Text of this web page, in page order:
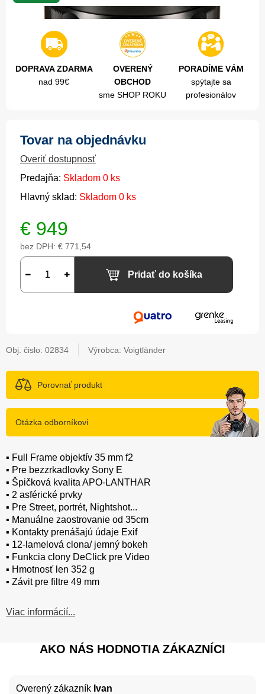
DOPRAVA ZDARMA
nad 99€
OVERENÝ
OBCHOD
sme SHOP ROKU
PORADÍME VÁM
spýtajte sa
profesionálov
Tovar na objednávku
Overiť dostupnosť
Predajňa: Skladom 0 ks
Hlavný sklad: Skladom 0 ks
€ 949
bez DPH: € 771,54
Pridať do košíka
Obj. čislo: 02834 Výrobca: Voigtländer
Porovnať produkt
Otázka odborníkovi
▪️ Full Frame objektív 35 mm f2
▪️ Pre bezzrkadlovky Sony E
▪️ Špičková kvalita APO-LANTHAR
▪️ 2 asférické prvky
▪️ Pre Street, portrét, Nightshot...
▪️ Manuálne zaostrovanie od 35cm
▪️ Kontakty prenášajú údaje Exif
▪️ 12-lamelová clona/ jemný bokeh
▪️ Funkcia clony DeClick pre Video
▪️ Hmotnosť len 352 g
▪️ Závit pre filtre 49 mm
Viac informácií...
AKO NÁS HODNOTIA ZÁKAZNÍCI
Overený zákazník Ivan